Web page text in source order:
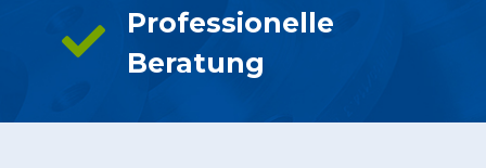
Professionelle
Beratung